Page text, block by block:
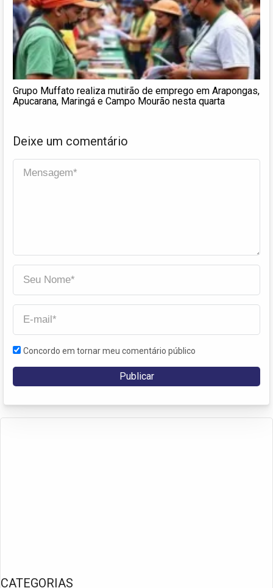
Grupo Muffato realiza mutirão de emprego em Arapongas,
Apucarana, Maringá e Campo Mourão nesta quarta
Deixe um comentário
Concordo em tornar meu comentário público
CATEGORIAS